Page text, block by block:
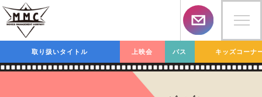
取り扱いタイトル 上映会 バス キッズコーナ